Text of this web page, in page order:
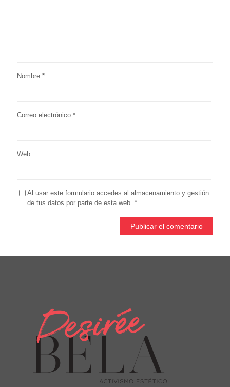
Nombre *
Correo electrónico *
Web
Al usar este formulario accedes al almacenamiento y gestión
de tus datos por parte de esta web. *